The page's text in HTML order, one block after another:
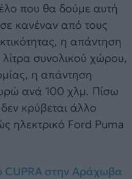
που θα δούμε αυτή
κανέναν από τους
η απάντηση
συνολικού χώρου,
η απάντηση
ανά 100 χλμ. Πίσω
κρύβεται άλλο
ηλεκτρικό Ford Puma
CUPRA στην Αράχωβα